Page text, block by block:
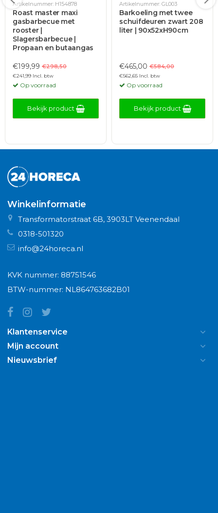
Artikelnummer: H154878
Roast master maxi
gasbarbecue met
rooster |
Slagersbarbecue |
Propaan en butaangas
€199,99 €298,50
€241,99 Incl. btw
Op voorraad
Bekijk product
Artikelnummer: GL003
Barkoeling met twee
schuifdeuren zwart 208
liter | 90x52xH90cm
€465,00 €584,00
€562,65 Incl. btw
Op voorraad
Bekijk product
Winkelinformatie
Transformatorstraat 6B, 3903LT Veenendaal
0318-501320
info@24horeca.nl
KVK nummer: 88751546
BTW-nummer: NL864763682B01
Klantenservice
Mijn account
Nieuwsbrief